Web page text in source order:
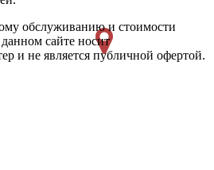
обслуживанию и стоимости
сайте носит
и не является публичной офертой.